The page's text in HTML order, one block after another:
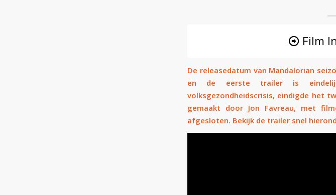
Film
De releasedatum van Mandalorian
en de eerste trailer is
volksgezondheidscrisis, eindigde het
gemaakt door Jon Favreau, met
afgesloten. Bekijk de trailer snel